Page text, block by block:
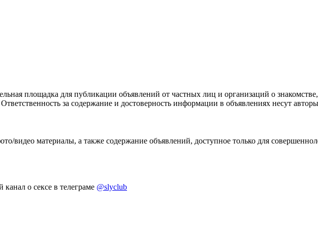
площадка для публикации объявлений от частных лиц и организаций о
за содержание и достоверность информации в объявлениях несут
видео материалы, а также содержание объявлений, доступное только для
о сексе в телеграме @slyclub